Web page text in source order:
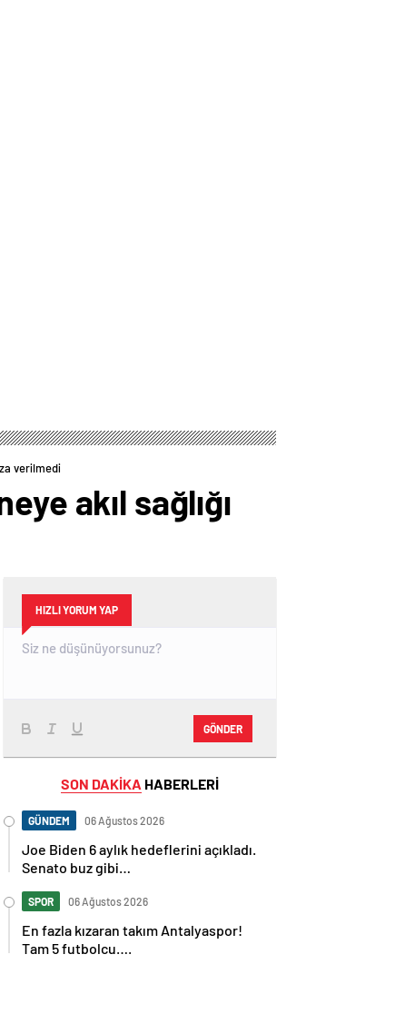
verilmedi
akıl sağlığı
HIZLI YORUM YAP
GÖNDER
SON DAKİKA HABERLERİ
GÜNDEM 06 Ağustos 2026
Joe Biden 6 aylık hedeflerini açıkladı.
Senato buz gibi…
SPOR 06 Ağustos 2026
En fazla kızaran takım Antalyaspor!
Tam 5 futbolcu….